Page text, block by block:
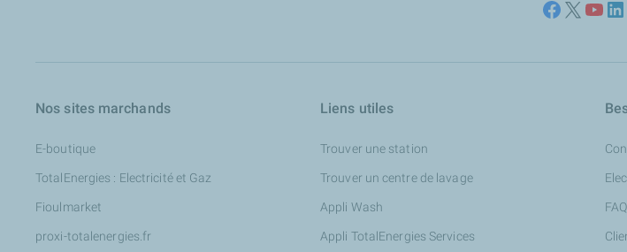
Nos sites marchands
E-boutique
TotalEnergies : Electricité et Gaz
Fioulmarket
proxi-totalenergies.fr
Liens utiles
Trouver une station
Trouver un centre de lavage
Appli Wash
Appli TotalEnergies Services